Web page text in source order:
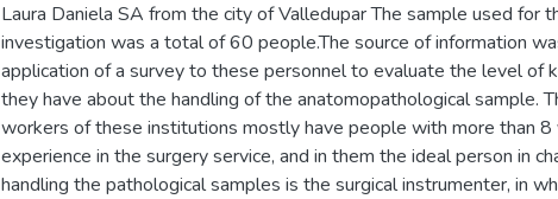
Laura Daniela SA from the city of Valledupar The sample used for
investigation was a total of 60 people.The source of information
application of a survey to these personnel to evaluate the level of
they have about the handling of the anatomopathological sample.
workers of these institutions mostly have people with more than 8
experience in the surgery service, and in them the ideal person in
handling the pathological samples is the surgical instrumenter, in